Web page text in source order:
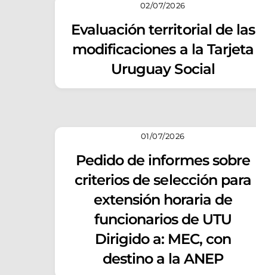
02/07/2026
Evaluación territorial de las
modificaciones a la Tarjeta
Uruguay Social
01/07/2026
Pedido de informes sobre
criterios de selección para
extensión horaria de
funcionarios de UTU
Dirigido a: MEC, con
destino a la ANEP